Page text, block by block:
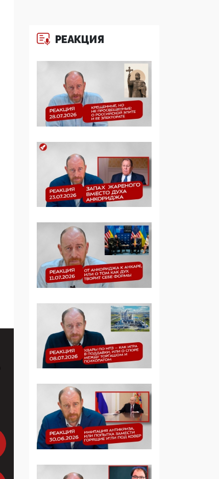
Манифест против
семьи и традиционных
люди» поднимают
электорат феминисток
на битву с
мужчинами-«бабуинам
и»
Эзотерика,
инфоцыганство и
лженаука под ширмой
защиты традиционных
ценностей: кто и с чем
выступал на форуме
будущего»
09:40, 06 Мая 2026
Симулякр патриотизма
и благолепия:
профилактика негатива
отдана на откуп
«движперам»
03:35, 25 Апреля 2026
120 лет
парламентаризма: как
народовластия
превратился в «чего
изволите» для
Правительства и АП
06:29, 15 Апреля 2026
России – пионер
РЕАКЦИЯ